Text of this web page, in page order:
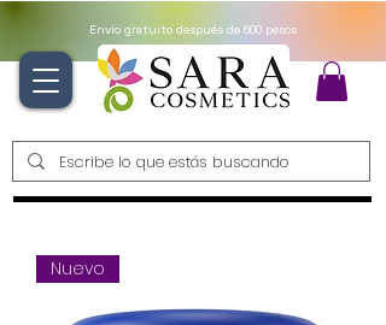
Envío gratuito después de 600 pesos
Nuevo